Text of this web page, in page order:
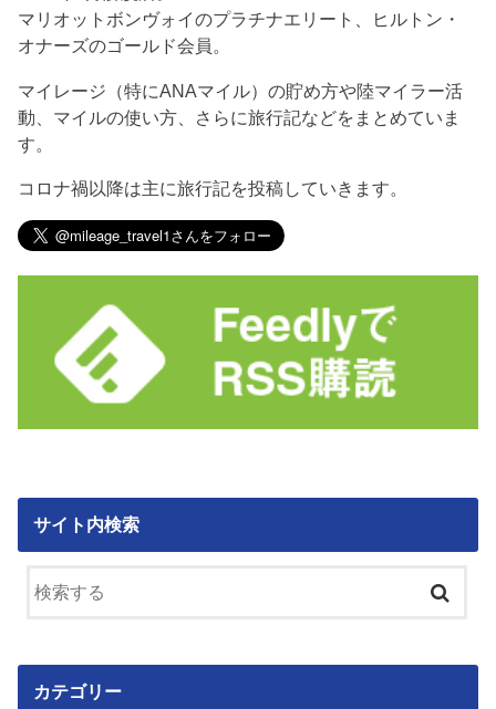
マリオットボンヴォイのプラチナエリート、ヒルトン・
オナーズのゴールド会員。
マイレージ（特にANAマイル）の貯め方や陸マイラー活
動、マイルの使い方、さらに旅行記などをまとめていま
す。
コロナ禍以降は主に旅行記を投稿していきます。
サイト内検索
カテゴリー